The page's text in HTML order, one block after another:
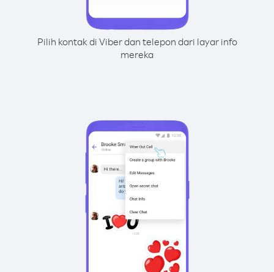
Pilih kontak di Viber dan telepon dari layar info
mereka